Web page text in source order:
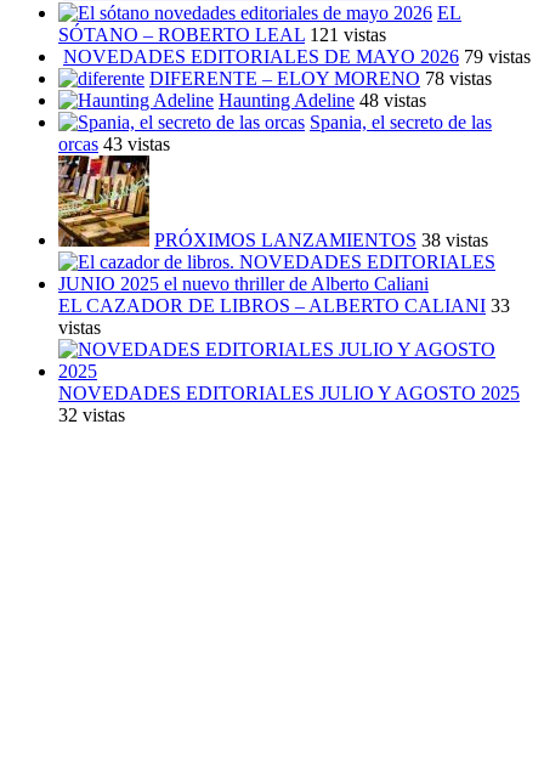
EL
SÓTANO – ROBERTO LEAL 121 vistas
NOVEDADES EDITORIALES DE MAYO 2026 79 vistas
DIFERENTE – ELOY MORENO 78 vistas
Haunting Adeline 48 vistas
Spania, el secreto de las
orcas 43 vistas
PRÓXIMOS LANZAMIENTOS 38 vistas
EL CAZADOR DE LIBROS – ALBERTO CALIANI 33
vistas
NOVEDADES EDITORIALES JULIO Y AGOSTO 2025
32 vistas